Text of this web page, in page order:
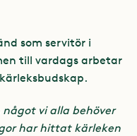
som servitör i
till vardags arbetar
vi alla behöver
har hittat kärleken